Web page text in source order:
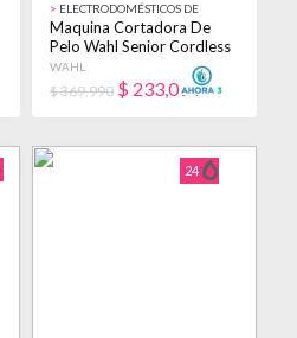
> ELECTRODOMÉSTICOS DE
BELLEZA
Maquina Cortadora De
Pelo Wahl Senior Cordless
Profesional Negro
WAHL
$ 369,990 $ 233,094
24